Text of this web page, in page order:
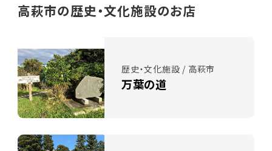
高萩市の歴史・文化施設のお店
歴史・文化施設 / 高萩市
万葉の道